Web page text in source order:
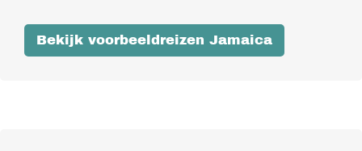
Bekijk voorbeeldreizen Jamaica